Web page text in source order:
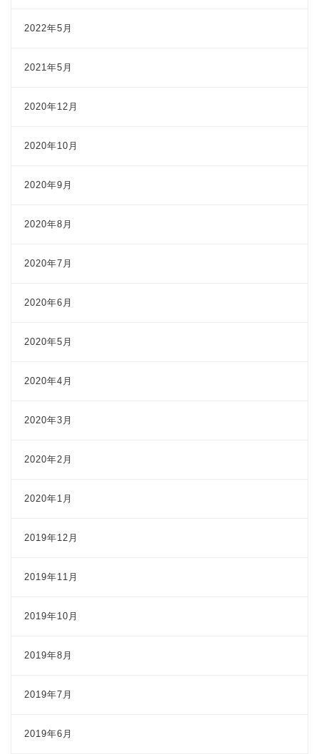
2022年5月
2021年5月
2020年12月
2020年10月
2020年9月
2020年8月
2020年7月
2020年6月
2020年5月
2020年4月
2020年3月
2020年2月
2020年1月
2019年12月
2019年11月
2019年10月
2019年8月
2019年7月
2019年6月